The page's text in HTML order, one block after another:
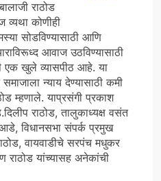
राठोड
व्यथा कोणीही
सोडविण्यासाठी आणि
आवाज उठविण्यासाठी
एक खुले व्यासपीठ आहे. या
न्याय देण्यासाठी कमी
म्हणाले. याप्रसंगी प्रकाश
राठोड, तालुकाध्यक्ष वसंत
विधानसभा संपर्क प्रमुख
वायवाडीचे सरपंच मधुकर
राठोड यांच्यासह अनेकांची